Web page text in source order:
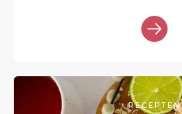
RECEPTEN